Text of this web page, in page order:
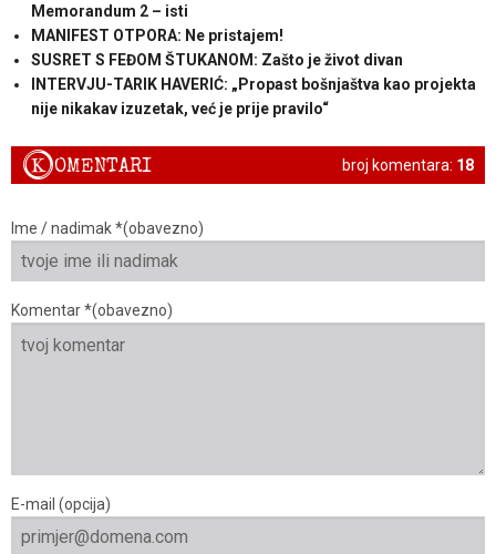
Memorandum 2 – isti
MANIFEST OTPORA: Ne pristajem!
SUSRET S FEĐOM ŠTUKANOM: Zašto je život divan
INTERVJU-TARIK HAVERIĆ: „Propast bošnjaštva kao projekta
nije nikakav izuzetak, već je prije pravilo“
broj komentara: 18
KOMENTARI
Ime / nadimak *(obavezno)
Komentar *(obavezno)
E-mail (opcija)